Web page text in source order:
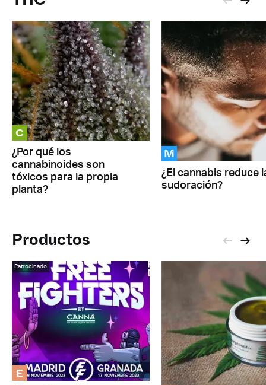
C
¿Por qué los
cannabinoides son
tóxicos para la propia
planta?
M
¿El cannabis reduce
sudoración?
Productos
E
Patrocinado